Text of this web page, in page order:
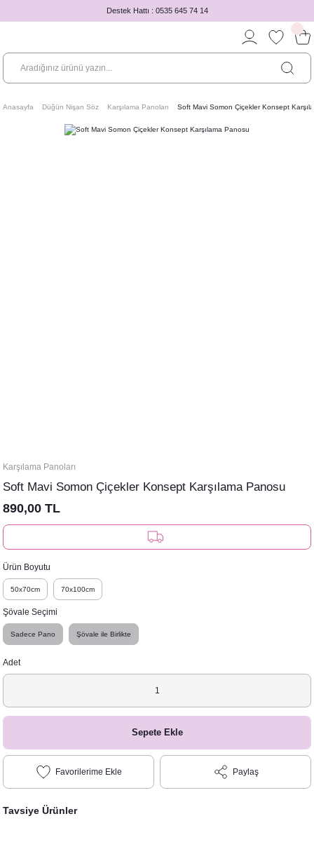
Destek Hattı : 0535 645 74 14
Anasayfa Düğün Nişan Söz Karşılama Panoları Soft Mavi Somon Çiçekler Konsept
Karşılama Panoları
Soft Mavi Somon Çiçekler Konsept Karşılama Panosu
890,00 TL
Ürün Boyutu
50x70cm 70x100cm
Şövale Seçimi
Sadece Pano Şövale ile Birlikte
Adet
Sepete Ekle
Paylaş
Tavsiye Ürünler